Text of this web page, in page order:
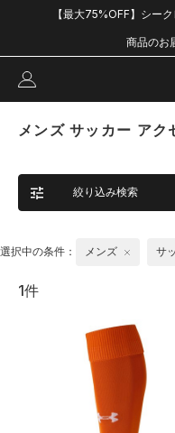
【最大75%OFF】シー
商品のお
メンズ サッカー アク
絞り込み検索
選択中の条件： メンズ サ
1件